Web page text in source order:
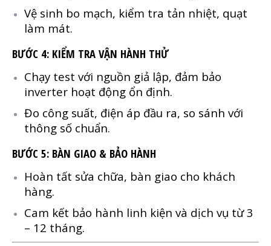
Vệ sinh bo mạch, kiểm tra tản nhiệt, quạt
làm mát.
BƯỚC 4: KIỂM TRA VẬN HÀNH THỬ
Chạy test với nguồn giả lập, đảm bảo
inverter hoạt động ổn định.
Đo công suất, điện áp đầu ra, so sánh với
thông số chuẩn.
BƯỚC 5: BÀN GIAO & BẢO HÀNH
Hoàn tất sửa chữa, bàn giao cho khách
hàng.
Cam kết bảo hành linh kiện và dịch vụ từ 3
– 12 tháng.